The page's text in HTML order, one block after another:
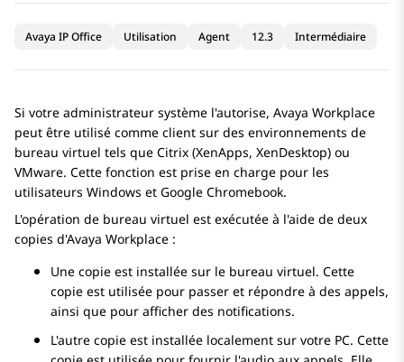
Avaya IP Office Utilisation Agent 12.3 Intermédiaire
Si votre administrateur système l'autorise, Avaya Workplace
peut être utilisé comme client sur des environnements de
bureau virtuel tels que Citrix (XenApps, XenDesktop) ou
VMware. Cette fonction est prise en charge pour les
utilisateurs Windows et Google Chromebook.
L'opération de bureau virtuel est exécutée à l'aide de deux
copies d'Avaya Workplace :
Une copie est installée sur le bureau virtuel. Cette
copie est utilisée pour passer et répondre à des appels,
ainsi que pour afficher des notifications.
L'autre copie est installée localement sur votre PC. Cette